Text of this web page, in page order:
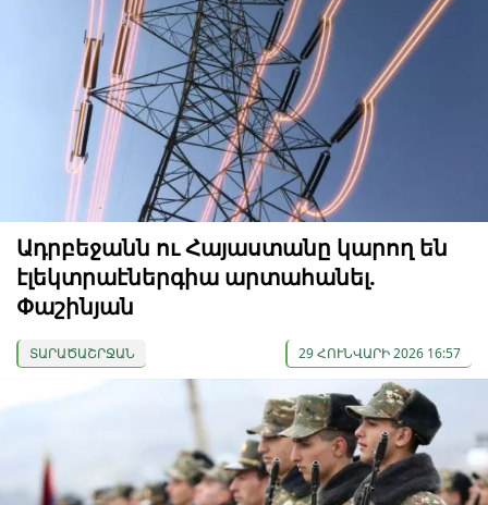
Ադրբեջանն ու Հայաստանը կարող են
էլեկտրաէներգիա արտահանել.
Փաշինյան
ՏԱՐԱԾԱՇՐՋԱՆ 29 ՀՈՒՆՎԱՐԻ 2026 16:57